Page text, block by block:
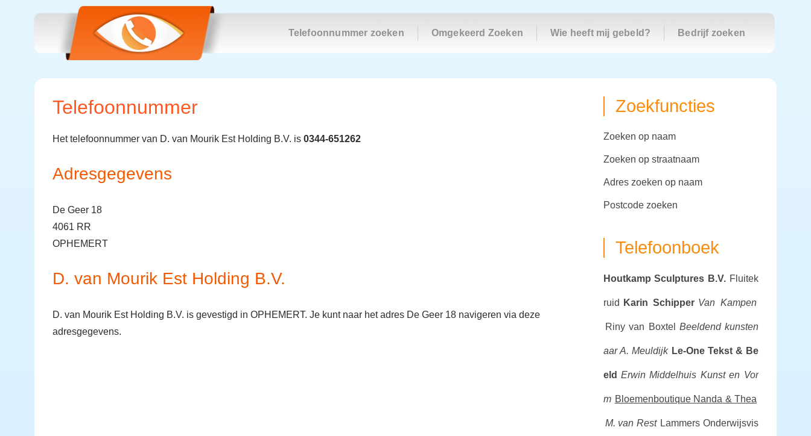
Telefoonnummer zoeken Omgekeerd Zoeken Wie heeft mij gebeld? Bedrijf zoeken
Telefoonnummer
Het telefoonnummer van D. van Mourik Est Holding B.V. is 0344-651262
Adresgegevens
De Geer 18
4061 RR
OPHEMERT
D. van Mourik Est Holding B.V.
D. van Mourik Est Holding B.V. is gevestigd in OPHEMERT. Je kunt naar het adres De Geer 18 navigeren via deze
adresgegevens.
Zoekfuncties
zoeken op naam
zoeken op straatnaam
adres zoeken op naam
postcode zoeken
Telefoonboek
Houtkamp Sculptures B.V. Fluitek
ruid Karin Schipper Van Kampen
Riny van Boxtel Beeldend kunsten
aar A. Meuldijk Le-One Tekst & Be
eld Erwin Middelhuis Kunst en Vor
m Bloemenboutique Nanda & Thea
M. van Rest Lammers Onderwijsvis